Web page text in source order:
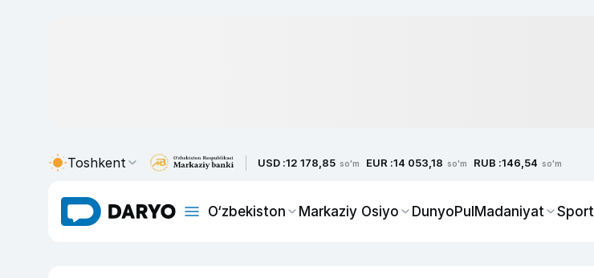
Toshkent USD :12 178,85 so'm EUR :14 053,18 so'm RUB :146,54 so'm
O‘zbekiston Markaziy Osiyo DunyoPulMadaniyat Sport